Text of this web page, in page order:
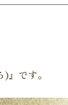
』です。